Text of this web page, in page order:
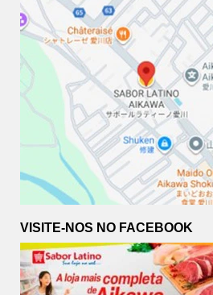
VISITE-NOS NO FACEBOOK